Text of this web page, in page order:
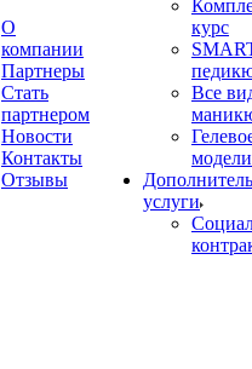
О
компании
Партнеры
Стать
партнером
Новости
Контакты
Отзывы
курс
Все
услуги